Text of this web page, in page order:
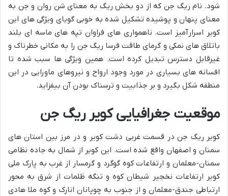
شود. نام ریگ جن که از دو بخش ریگ به معنای شن روان و جن به
معنای پنهان و پوشیده تشکیل شده به خوبی گویای ویژگی های این
کویر اسرارآمیز است. ناهمواری های فراوان تپه های ماسه ای بلند
باتلاق های نمکی و گرمای طاقت فرسا ریگ جن را به مکانی خطرناک و
غیرقابل دسترس تبدیل کرده است. همین ویژگی ها سبب شده تا
افسانه های بسیاری در مورد وجود ارواح و نیروهای ماورایی در این
منطقه شکل بگیرد و بر جذابیت و ترسناک بودن آن بیفزاید.
موقعیت جغرافیایی کویر ریگ جن
کویر ریگ جن در قسمت غربی دشت کویر و در مرز بین استان های
سمنان و اصفهان واقع شده است. این کویر از شمال به جاده نظامی
سمنان-معلمان و ارتفاعات کوه گوگرد و گرمسار از غرب به پارک ملی
کویر ارتفاعات نخجیر شیطان کوه و تنگه ظلمات از شرق به محور
ارتباطی جندق-معلمان و از جنوب به چوپانان انارک و کوه ملا هادی